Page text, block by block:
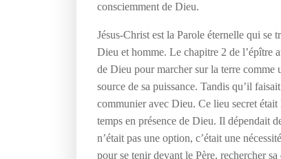
consciemment de Dieu.
Jésus-Christ est la Parole éternelle qui se
Dieu et homme. Le chapitre 2 de l’épître
de Dieu pour marcher sur la terre comme
source de sa puissance. Tandis qu’il
communier avec Dieu. Ce lieu secret
temps en présence de Dieu. Il dépendait
n’était pas une option, c’était une
pour se tenir devant le Père, rechercher